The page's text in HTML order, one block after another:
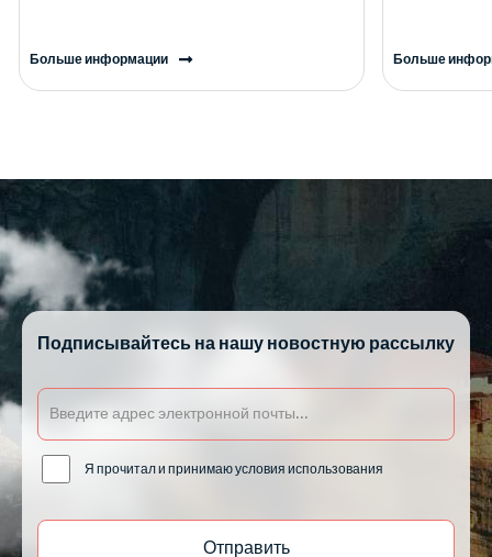
Больше информации Больше
Подписывайтесь на нашу новостную рассылку
Я прочитал и принимаю условия использования